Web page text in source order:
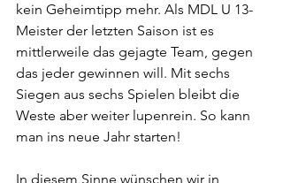
kein Geheimtipp mehr. Als MDL U 13-
Meister der letzten Saison ist es
mittlerweile das gejagte Team, gegen
das jeder gewinnen will. Mit sechs
Siegen aus sechs Spielen bleibt die
Weste aber weiter lupenrein. So kann
man ins neue Jahr starten!
In diesem Sinne wünschen wir in